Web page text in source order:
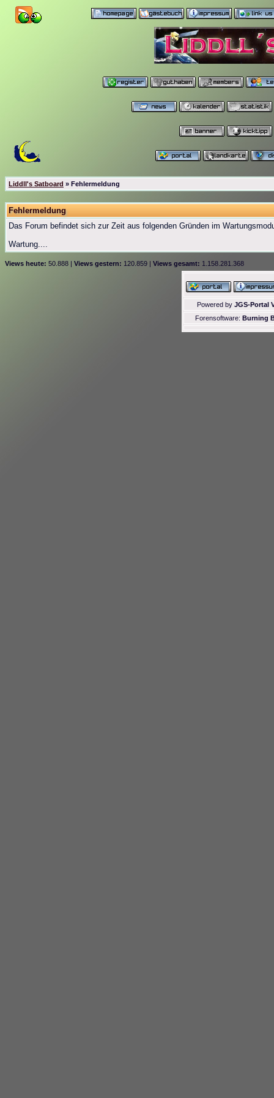
Liddll's Satboard » Fehlermeldung
Fehlermeldung
Das Forum befindet sich zur Zeit aus folgenden Gründen im
Wartung....
Views heute: 50.888 | Views gestern: 120.859 | Views gesamt: 1.158.281.368
Powered by JGS-Portal
Forensoftware: Burning